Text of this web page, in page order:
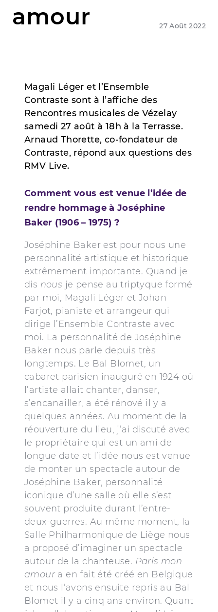
amour
27 Août 2022
Magali Léger et l’Ensemble
Contraste sont à l’affiche des
Rencontres musicales de Vézelay
samedi 27 août à 18h à la Terrasse.
Arnaud Thorette, co-fondateur de
Contraste, répond aux questions des
RMV Live.
Comment vous est venue l’idée de
rendre hommage à Joséphine
Baker (1906 – 1975) ?
Joséphine Baker est pour nous une
personnalité artistique et historique
extrêmement importante. Quand je
dis nous je pense au triptyque formé
par moi, Magali Léger et Johan
Farjot, pianiste et arrangeur qui
dirige l’Ensemble Contraste avec
moi. La personnalité de Joséphine
Baker nous parle depuis très
longtemps. Le Bal Blomet, un
cabaret parisien inauguré en 1924 où
l’artiste allait chanter, danser,
s’encanailler, a été rénové il y a
quelques années. Au moment de la
réouverture du lieu, j’ai discuté avec
le propriétaire qui est un ami de
longue date et l’idée nous est venue
de monter un spectacle autour de
Joséphine Baker, personnalité
iconique d’une salle où elle s’est
souvent produite durant l’entre-
deux-guerres. Au même moment, la
Salle Philharmonique de Liège nous
a proposé d’imaginer un spectacle
autour de la chanteuse. Paris mon
amour a en fait été créé en Belgique
et nous l’avons ensuite repris au Bal
Blomet il y a cinq ans environ. Quant